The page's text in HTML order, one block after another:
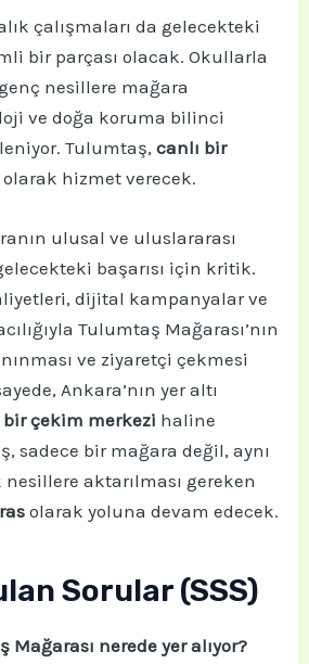
çalışmaları da gelecekteki
bir parçası olacak. Okullarla
nesillere mağara
ve doğa koruma bilinci
Tulumtaş,canlı bir
olarak hizmet verecek.
ulusal ve uluslararası
başarısı için kritik.
dijital kampanyalar ve
Tulumtaş Mağarası’nın
ve ziyaretçi çekmesi
Ankara’nın yer altı
çekim merkezi haline
sadece bir mağara değil, aynı
aktarılması gereken
olarak yoluna devam edecek.
Sorular (SSS)
Mağarası nerede yer alıyor?